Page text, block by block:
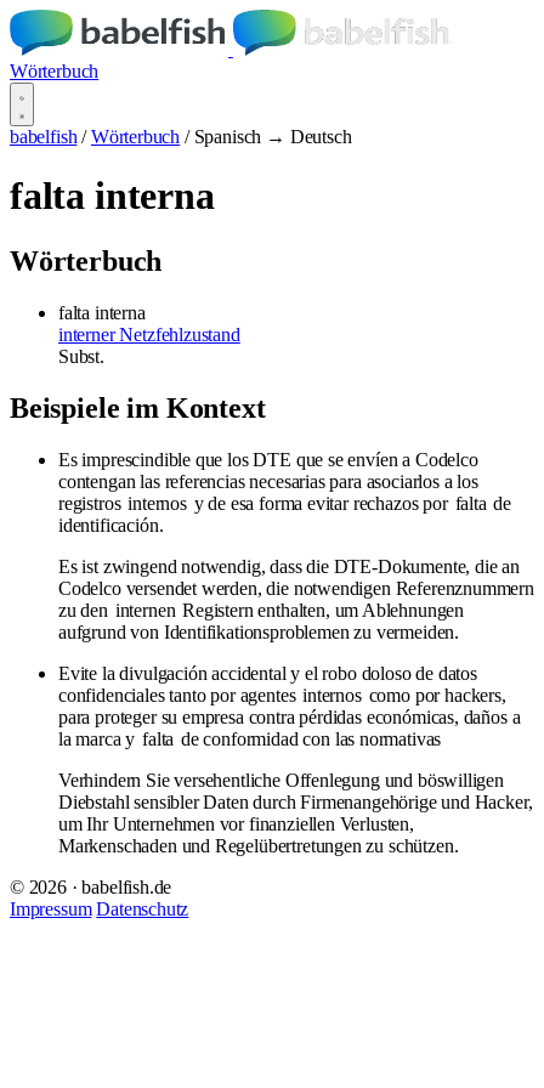
Wörterbuch
babelfish / Wörterbuch / Spanisch → Deutsch
falta interna
Wörterbuch
falta interna
interner Netzfehlzustand
Subst.
Beispiele im Kontext
Es imprescindible que los DTE que se envíen a Codelco
contengan las referencias necesarias para asociarlos a los
registros internos y de esa forma evitar rechazos por falta de
identificación.
Es ist zwingend notwendig, dass die DTE-Dokumente, die an
Codelco versendet werden, die notwendigen Referenznummern
zu den internen Registern enthalten, um Ablehnungen
aufgrund von Identifikationsproblemen zu vermeiden.
Evite la divulgación accidental y el robo doloso de datos
confidenciales tanto por agentes internos como por hackers,
para proteger su empresa contra pérdidas económicas, daños a
la marca y falta de conformidad con las normativas
Verhindern Sie versehentliche Offenlegung und böswilligen
Diebstahl sensibler Daten durch Firmenangehörige und Hacker,
um Ihr Unternehmen vor finanziellen Verlusten,
Markenschaden und Regelübertretungen zu schützen.
© 2026 · babelfish.de
Impressum Datenschutz